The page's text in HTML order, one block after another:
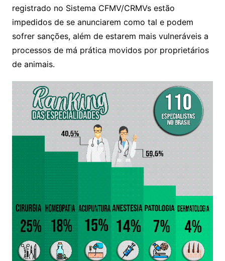
registrado no Sistema CFMV/CRMVs estão
impedidos de se anunciarem como tal e podem
sofrer sanções, além de estarem mais vulneráveis a
processos de má prática movidos por proprietários
de animais.